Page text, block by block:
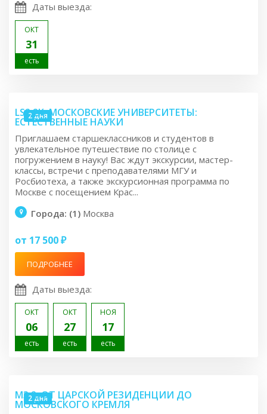
Даты выезда:
ОКТ
31
есть
2 дня
LS2.2K: МОСКОВСКИЕ УНИВЕРСИТЕТЫ:
ЕСТЕСТВЕННЫЕ НАУКИ
Приглашаем старшеклассников и студентов в
увлекательное путешествие по столице с
погружением в науку! Вас ждут экскурсии, мастер-
классы, встречи с преподавателями МГУ и
Росбиотеха, а также экскурсионная программа по
Москве с посещением Крас...
Города: (1) Москва
от 17 500 ₽
ПОДРОБНЕЕ
Даты выезда:
ОКТ
06
есть
ОКТ
27
есть
НОЯ
17
есть
2 дня
M3.2: ОТ ЦАРСКОЙ РЕЗИДЕНЦИИ ДО
МОСКОВСКОГО КРЕМЛЯ